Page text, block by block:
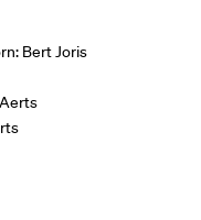
Bert Joris